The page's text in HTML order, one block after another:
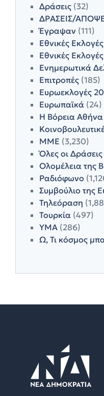
Δράσεις (32)
ΔΡΑΣΕΙΣ/
Έγραψαν (111)
Εθνικές
Εθνικές
Ενημερωτικά
Επιτροπές (185)
Ευρωεκλογές
Ευρωπαϊκά (24)
Η Βόρεια Αθήνα
ΜΜΕ (3,230)
Όλες οι Δράσεις
Ολομέλεια της
Ραδιόφωνο
Συμβούλιο της
Τηλεόραση
Τουρκία (497)
ΥΜΑ (286)
Ω, Τι κόσμος